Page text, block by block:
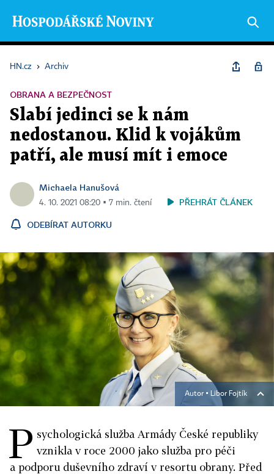
HN.cz › Archiv
OBRANA A BEZPEČNOST
Slabí jedinci se k nám
nedostanou. Klid k vojákům
patří, ale musí mít i emoce
Michaela Hanušová
4. 10. 2021 08:20 ▪ 7 min. čtení PŘEHRÁT ČLÁNEK
ODEBÍRAT AUTORKU
Autor ▪ Libor Fojtík
P sychologická služba Armády České republiky
vznikla v roce 2000 jako služba pro péči
a podporu duševního zdraví v resortu obrany. Před